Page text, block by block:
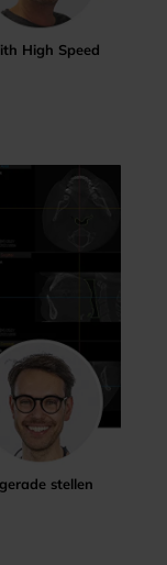
High Speed
stellen